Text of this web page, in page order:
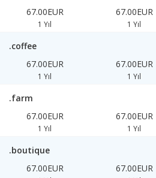
67.00EUR
1 Yıl
67.00EUR
1 Yıl
.coffee
67.00EUR
1 Yıl
67.00EUR
1 Yıl
.farm
67.00EUR
1 Yıl
67.00EUR
1 Yıl
.boutique
67.00EUR
67.00EUR